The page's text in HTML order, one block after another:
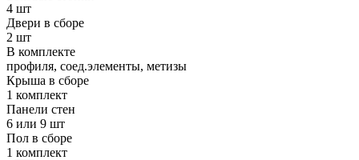
4 шт
Двери в сборе
2 шт
В комплекте
профиля, соед.элементы, метизы
Крыша в сборе
1 комплект
Панели стен
6 или 9 шт
Пол в сборе
1 комплект